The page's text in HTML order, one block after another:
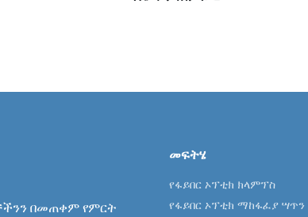
በመጠቀም የምርት
መፍትሄ
የፋይበር ኦፕቲክ ክላምፕስ
የፋይበር ኦፕቲክ ማከፋፈያ ሣጥን